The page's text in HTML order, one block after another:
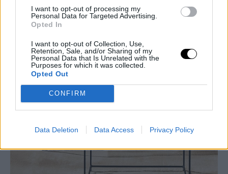
I want to opt-out of processing my
Personal Data for Targeted Advertising.
Opted In
I want to opt-out of Collection, Use,
Retention, Sale, and/or Sharing of my
Personal Data that Is Unrelated with the
Purposes for which it was collected.
Opted Out
CONFIRM
Data Deletion Data Access Privacy Policy